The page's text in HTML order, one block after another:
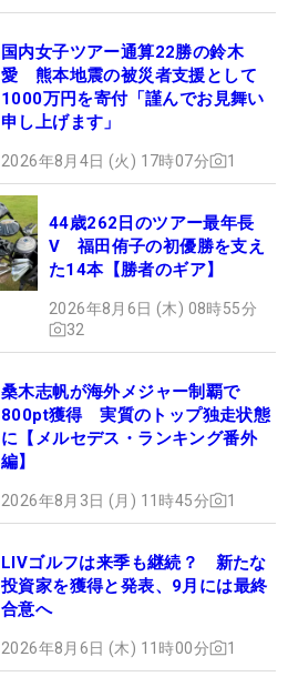
国内女子ツアー通算22勝の鈴木
愛 熊本地震の被災者支援として
1000万円を寄付「謹んでお見舞い
申し上げます」
2026年8月4日 (火) 17時07分 1
44歳262日のツアー最年長
V 福田侑子の初優勝を支え
た14本【勝者のギア】
2026年8月6日 (木) 08時55分
32
桑木志帆が海外メジャー制覇で
800pt獲得 実質のトップ独走状態
に【メルセデス・ランキング番外
編】
2026年8月3日 (月) 11時45分 1
LIVゴルフは来季も継続？ 新たな
投資家を獲得と発表、9月には最終
合意へ
2026年8月6日 (木) 11時00分 1